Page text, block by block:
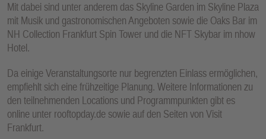
Mit dabei sind unter anderem das Skyline Garden im Skyline Plaza
mit Musik und gastronomischen Angeboten sowie die Oaks Bar im
NH Collection Frankfurt Spin Tower und die NFT Skybar im nhow
Hotel.
Da einige Veranstaltungsorte nur begrenzten Einlass ermöglichen,
empfiehlt sich eine frühzeitige Planung. Weitere Informationen zu
den teilnehmenden Locations und Programmpunkten gibt es
online unter rooftopday.de sowie auf den Seiten von Visit
Frankfurt.